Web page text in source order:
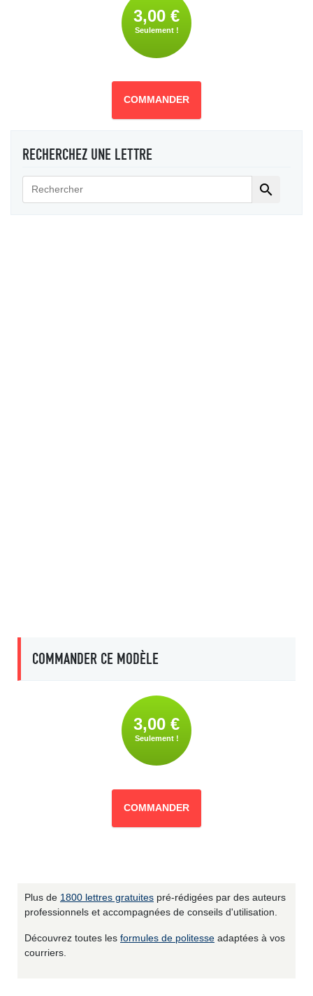
3,00 €
Seulement !
COMMANDER
RECHERCHEZ UNE LETTRE

COMMANDER CE MODÈLE
3,00 €
Seulement !
COMMANDER
Plus de 1800 lettres gratuites pré-rédigées par des auteurs
professionnels et accompagnées de conseils d'utilisation.
Découvrez toutes les formules de politesse adaptées à vos
courriers.